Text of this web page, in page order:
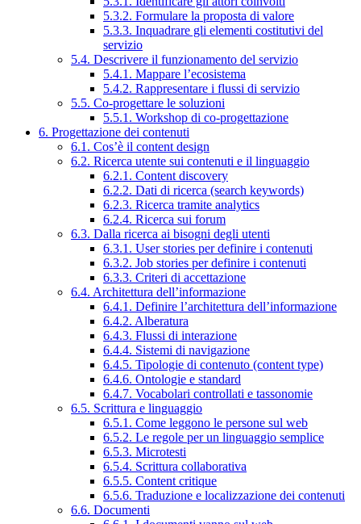
5.3.2. Formulare la proposta di valore
5.3.3. Inquadrare gli elementi costitutivi del
servizio
5.4. Descrivere il funzionamento del servizio
5.4.1. Mappare l’ecosistema
5.4.2. Rappresentare i flussi di servizio
5.5. Co-progettare le soluzioni
5.5.1. Workshop di co-progettazione
6. Progettazione dei contenuti
6.1. Cos’è il content design
6.2. Ricerca utente sui contenuti e il linguaggio
6.2.1. Content discovery
6.2.2. Dati di ricerca (search keywords)
6.2.3. Ricerca tramite analytics
6.2.4. Ricerca sui forum
6.3. Dalla ricerca ai bisogni degli utenti
6.3.1. User stories per definire i contenuti
6.3.2. Job stories per definire i contenuti
6.3.3. Criteri di accettazione
6.4. Architettura dell’informazione
6.4.1. Definire l’architettura dell’informazione
6.4.2. Alberatura
6.4.3. Flussi di interazione
6.4.4. Sistemi di navigazione
6.4.5. Tipologie di contenuto (content type)
6.4.6. Ontologie e standard
6.4.7. Vocabolari controllati e tassonomie
6.5. Scrittura e linguaggio
6.5.1. Come leggono le persone sul web
6.5.2. Le regole per un linguaggio semplice
6.5.3. Microtesti
6.5.4. Scrittura collaborativa
6.5.5. Content critique
6.5.6. Traduzione e localizzazione dei contenuti
6.6. Documenti